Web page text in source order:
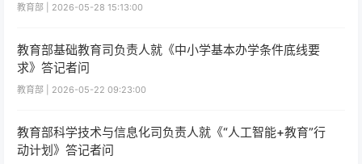
教育部 | 2026-05-28 15:13:00
教育部基础教育司负责人就《中小学基本办学条件底线要
求》答记者问
教育部 | 2026-05-22 09:23:00
教育部科学技术与信息化司负责人就《“人工智能+教育”行
动计划》答记者问